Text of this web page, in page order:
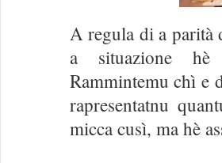
A regula di a parità
a situazione hè
Rammintemu chì e
rapresentatnu
micca cusì, ma hè